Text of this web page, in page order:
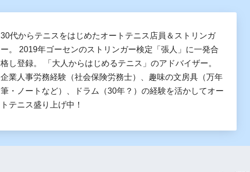
30代からテニスをはじめたオートテニス店員＆ストリンガ
ー。 2019年ゴーセンのストリンガー検定「張人」に一発合
格し登録。 「大人からはじめるテニス」のアドバイザー。
企業人事労務経験（社会保険労務士）、趣味の文房具（万年
筆・ノートなど）、ドラム（30年？）の経験を活かしてオー
トテニス盛り上げ中！